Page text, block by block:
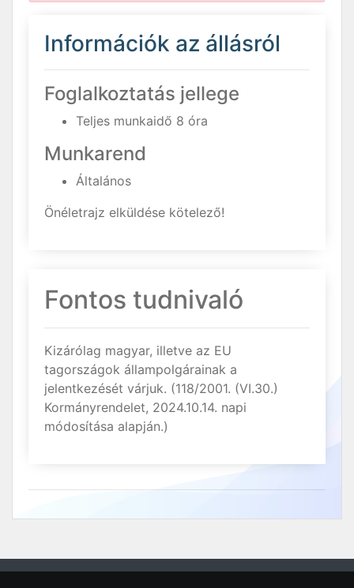
Információk az állásról
Foglalkoztatás jellege
Teljes munkaidő 8 óra
Munkarend
Általános
Önéletrajz elküldése kötelező!
Fontos tudnivaló
Kizárólag magyar, illetve az EU
tagországok állampolgárainak a
jelentkezését várjuk. (118/2001. (VI.30.)
Kormányrendelet, 2024.10.14. napi
módosítása alapján.)